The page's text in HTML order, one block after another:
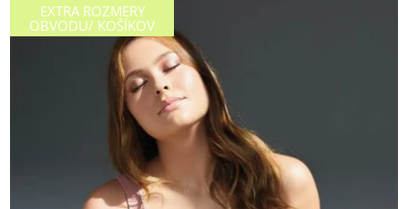
EXTRA ROZMERY
OBVODU/ KOŠÍKOV